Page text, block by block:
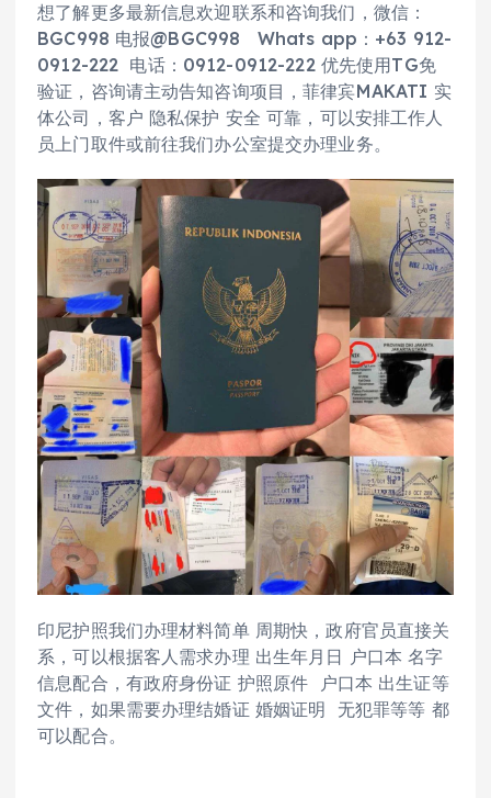
想了解更多最新信息欢迎联系和咨询我们，微信：
BGC998 电报@BGC998 Whats app：+63 912-
0912-222 电话：0912-0912-222 优先使用TG免
验证，咨询请主动告知咨询项目，菲律宾MAKATI 实
体公司，客户 隐私保护 安全 可靠，可以安排工作人
员上门取件或前往我们办公室提交办理业务。
印尼护照我们办理材料简单 周期快，政府官员直接关
系，可以根据客人需求办理 出生年月日 户口本 名字
信息配合，有政府身份证 护照原件 户口本 出生证等
文件，如果需要办理结婚证 婚姻证明 无犯罪等等 都
可以配合。